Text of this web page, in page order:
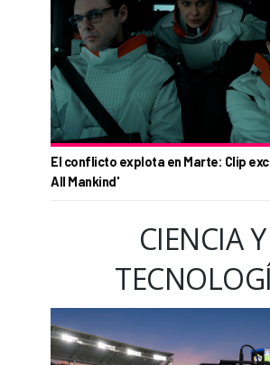
El conflicto explota en Marte: Clip
All Mankind'
CIENCIA Y